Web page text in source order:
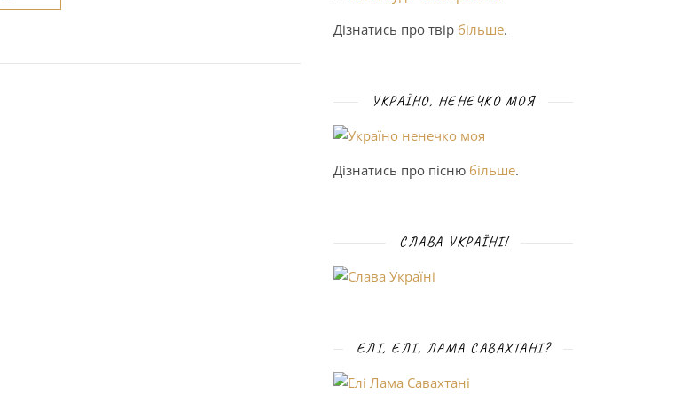
Дізнатись про твір більше.
УКРАЇНО, НЕНЕЧКО МОЯ
Дізнатись про пісню більше.
СЛАВА УКРАЇНІ!
ЕЛІ, ЕЛІ, ЛАМА САВАХТАНІ?